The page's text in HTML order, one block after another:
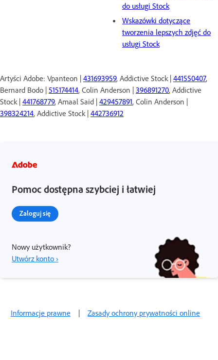
do usługi Stock
Wskazówki dotyczące
tworzenia lepszych zdjęć do
usługi Stock
Artyści Adobe: Vpanteon | 431693959, Addictive Stock | 441550407,
Bernard Bodo | 515174414, Colin Anderson | 396891270, Addictive
Stock | 441768779, Amaal Said | 429457891, Colin Anderson |
398324214, Addictive Stock | 442736912
Pomoc dostępna szybciej i łatwiej
Zaloguj się
Nowy użytkownik?
Utwórz konto ›
Informacje prawne | Zasady ochrony prywatności online